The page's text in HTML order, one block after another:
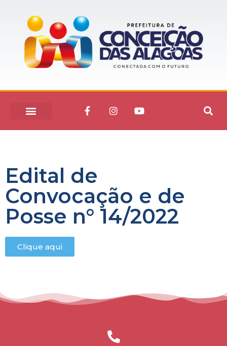
Edital de
Convocação e de
Posse n° 14/2022
Clique aqui